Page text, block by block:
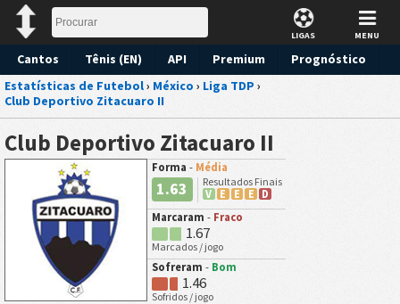
LIGAS MENU
Cantos Tênis (EN) API Premium
Prognóstico
Estatísticas de Futebol› México › Liga TDP ›
Club Deportivo Zitacuaro II
Club Deportivo Zitacuaro II
Forma - Média
1.63
Resultados Finais
V
E E E
D
Marcaram - Fraco
1.67
Marcados / jogo
Sofreram - Bom
1.46
Sofridos / jogo